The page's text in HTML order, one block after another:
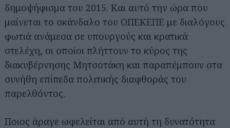
δημοψήφισμα του 2015. Και αυτό την ώρα που
μαίνεται το σκάνδαλο του ΟΠΕΚΕΠΕ με διαλόγους
φωτιά ανάμεσα σε υπουργούς και κρατικά
στελέχη, οι οποίοι πλήττουν το κύρος της
διακυβέρνησης Μητσοτάκη και παραπέμπουν στα
συνήθη επίπεδα πολιτικής διαφθοράς του
παρελθόντος.
Ποιος άραγε ωφελείται από αυτή τη δυνατότητα